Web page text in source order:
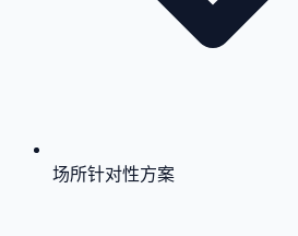
场所针对性方案